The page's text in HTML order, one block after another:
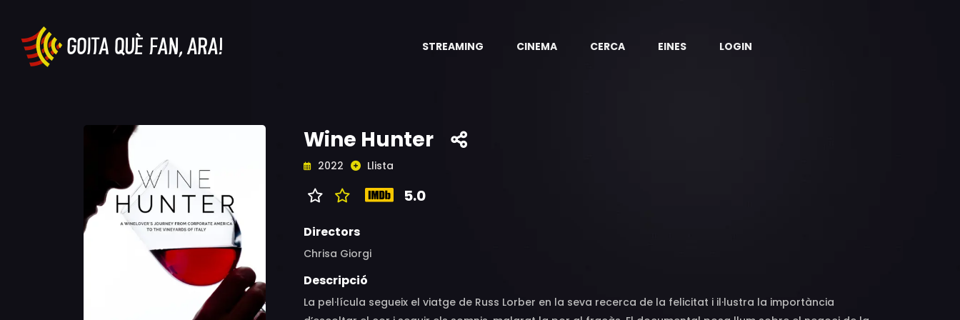
STREAMING CINEMA CERCA EINES LOGIN
Wine Hunter
2022 Llista
5.0
Directors
Chrisa Giorgi
Descripció
La pel·lícula segueix el viatge de Russ Lorber en la seva recerca de la felicitat i il·lustra la importància